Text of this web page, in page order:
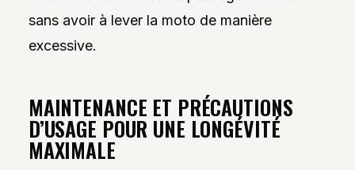
sans avoir à lever la moto de manière
excessive.
MAINTENANCE ET PRÉCAUTIONS
D’USAGE POUR UNE LONGÉVITÉ
MAXIMALE